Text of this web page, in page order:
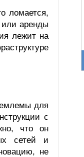
ломается,
аренды
лежит на
для
с
что он
сетей и
не